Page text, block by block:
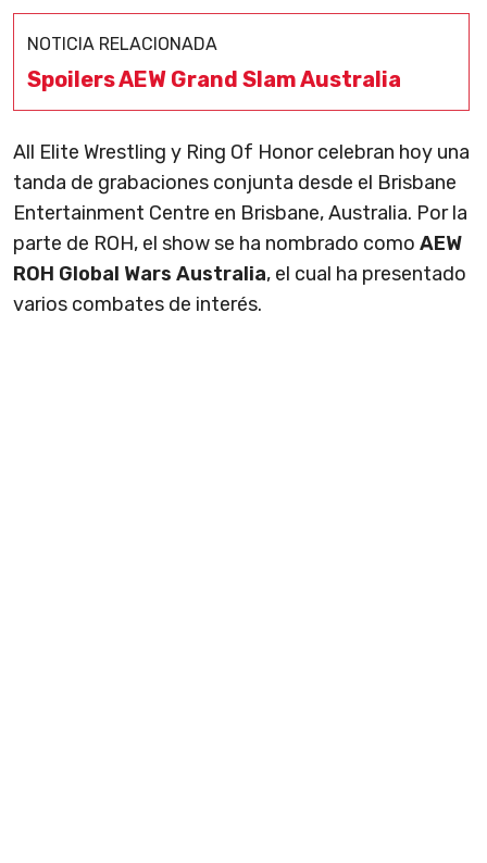
NOTICIA RELACIONADA
Spoilers AEW Grand Slam Australia
All Elite Wrestling y Ring Of Honor celebran hoy una
tanda de grabaciones conjunta desde el Brisbane
Entertainment Centre en Brisbane, Australia. Por la
parte de ROH, el show se ha nombrado como AEW
ROH Global Wars Australia, el cual ha presentado
varios combates de interés.